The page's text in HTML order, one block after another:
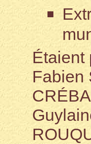
Étaient
Fabien